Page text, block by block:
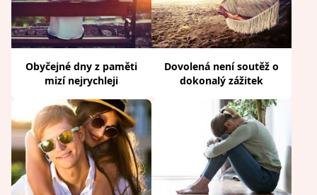
Obyčejné dny z paměti
mizí nejrychleji
Dovolená není soutěž o
dokonalý zážitek